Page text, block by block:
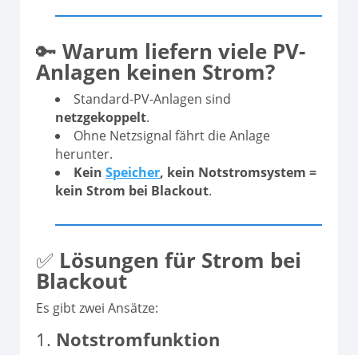
🔑 Warum liefern viele PV-
Anlagen keinen Strom?
Standard-PV-Anlagen sind
netzgekoppelt.
Ohne Netzsignal fährt die Anlage
herunter.
Kein Speicher, kein Notstromsystem =
kein Strom bei Blackout.
✅ Lösungen für Strom bei
Blackout
Es gibt zwei Ansätze:
1. Notstromfunktion